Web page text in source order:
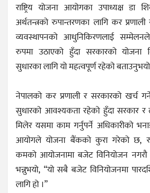
राष्ट्रिय योजना आयोगका उपाध्यक्ष डा
अर्थतन्त्रको रुपान्तरणका लागि कर प्रणाली
व्यवस्थापनको आधुनिकिरणलाई
रुपमा उठाएको हुँदा सरकारको योजना
सुधारका लागि यो महत्वपूर्ण रहेको
नेपालको कर प्रणाली र सरकारको खर्च
सुधारको आवश्यकता रहेको हुँदा सरकार र
मिलेर यसमा काम गर्नुपर्ने अधिकारीको
आयोगले योजना बैंकको कुरा गरेको छ, रु
कमको आयोजनामा बजेट विनियोजन
भन्नुभयो, “यो सबै बजेट विनियोजनमा
लागि हो ।”